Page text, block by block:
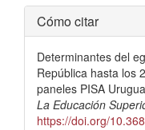
Detalles
del
artículo
Cómo citar
Determinantes del
República hasta los
paneles PISA
La Educación
https://doi.org/